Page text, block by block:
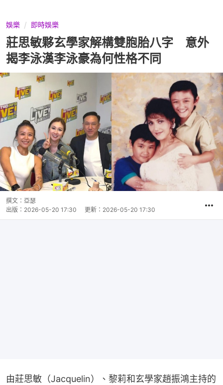
娛樂 即時娛樂
莊思敏夥玄學家解構雙胞胎八字 意外
揭李泳漢李泳豪為何性格不同
撰文： 亞瑟
出版： 2026-05-20 17:30 更新： 2026-05-20 17:30
由莊思敏（Jacquelin）、黎莉和玄學家趙振鴻主持的